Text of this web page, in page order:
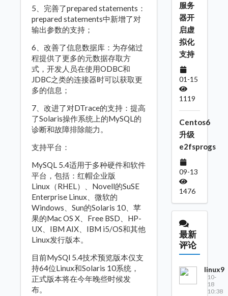
5、完善了prepared statements：
prepared statements中新增了对
输出参数的支持；
6、改善了信息数据库：为存储过
程提供了更多的元数据存取方
式，开发人员在使用ODBC和
JDBC之类的连接器时可以获取更
多的信息；
7、改进了对DTrace的支持：提高
了Solaris操作系统上的MySQL的
诊断和故障排除能力。
支持平台：
MySQL 5.4适用于多种硬件和软件
平台，包括：红帽企业版
Linux（RHEL）、Novell的SuSE
Enterprise Linux、微软的
Windows、Sun的Solaris 10、苹
果的Mac OS X、Free BSD、HP-
UX、IBM AIX、IBM i5/OS和其他
Linux发行版本。
目前MySQl 5.4技术预览版本仅支
持64位Linux和Solaris 10系统，
正式版本将在今年晚些时候发
布。
服务
器开
启虚
拟化
支持
01-15
1119
Centos6
升级
e2fsprogs
09-13
1476
最新
评论
linux9
10-
18
10:38